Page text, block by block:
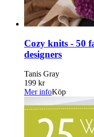
Cozy knits - 50
designers
Tanis Gray
199 kr
Mer infoKöp